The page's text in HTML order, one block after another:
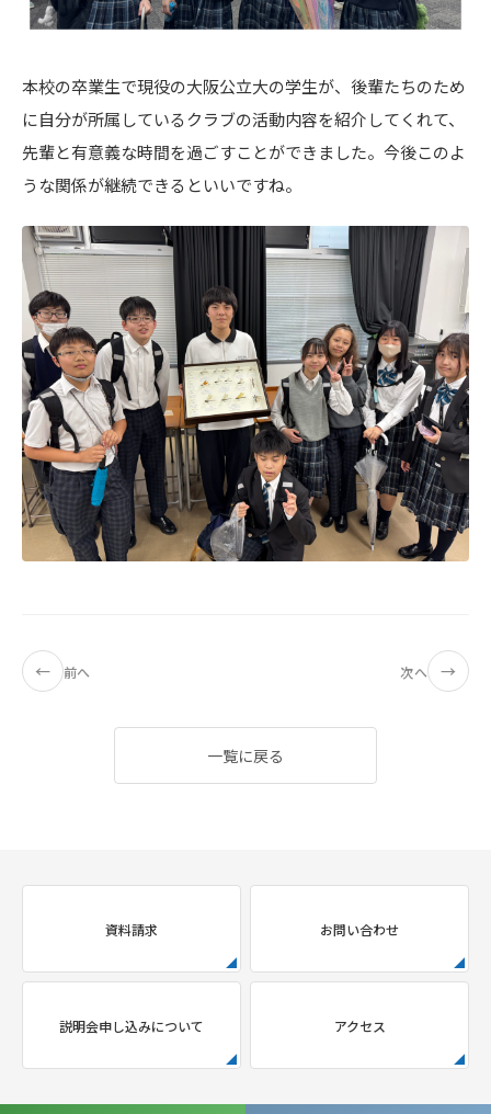
本校の卒業生で現役の大阪公立大の学生が、後輩たちのため
に自分が所属しているクラブの活動内容を紹介してくれて、
先輩と有意義な時間を過ごすことができました。今後このよ
うな関係が継続できるといいですね。
← 前へ 次へ →
一覧に戻る
資料請求 お問い合わせ
説明会申し込みについて アクセス